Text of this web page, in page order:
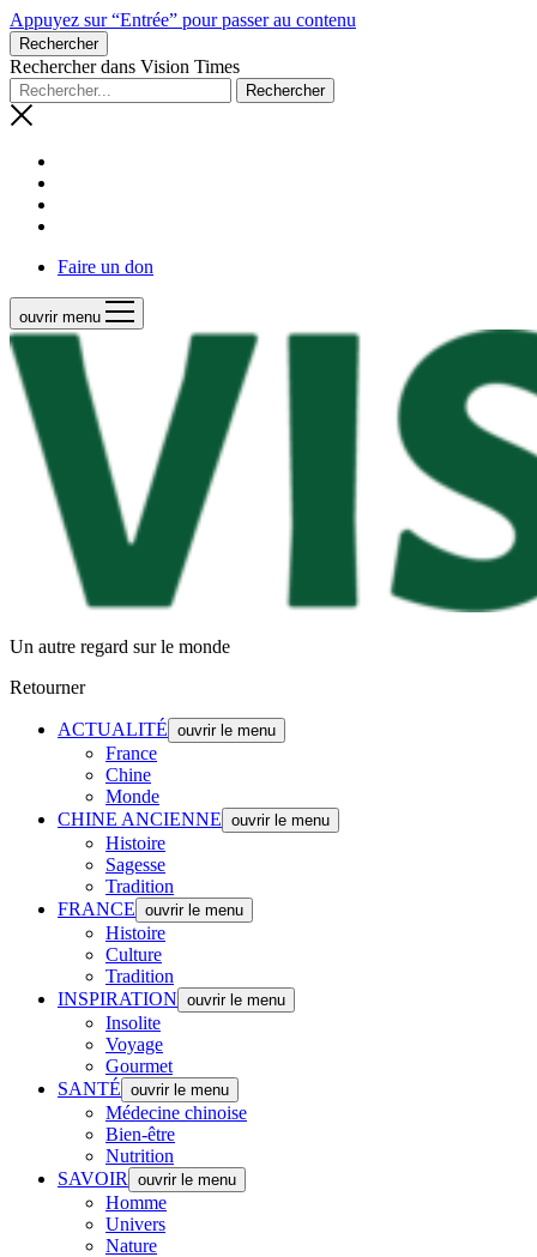
Appuyez sur “Entrée” pour passer au contenu
Rechercher
Rechercher dans Vision Times
Faire un don
ouvrir menu
Un autre regard sur le monde
Retourner
ACTUALITÉ ouvrir le menu
France
Chine
Monde
CHINE ANCIENNE ouvrir le menu
Histoire
Sagesse
Tradition
FRANCE ouvrir le menu
Histoire
Culture
Tradition
INSPIRATION ouvrir le menu
Insolite
Voyage
Gourmet
SANTÉ ouvrir le menu
Médecine chinoise
Bien-être
Nutrition
SAVOIR
ouvrir le menu
Homme
Univers
Nature